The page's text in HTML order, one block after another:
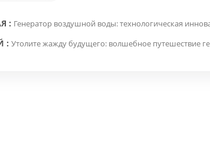
: Генератор воздушной воды: технологическая
: Утолите жажду будущего: волшебное путешествие